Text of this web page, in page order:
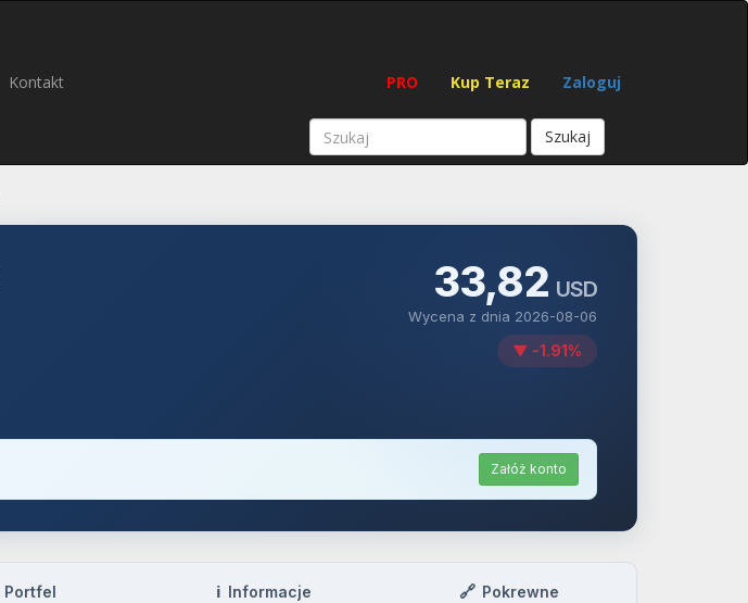
PRO Kup Teraz Zaloguj
Kontakt
Szukaj
33,82 USD
Wycena z dnia 2026-08-06
▼ -1.91%
Załóż konto
Portfel ℹ️ Informacje 🔗 Pokrewne